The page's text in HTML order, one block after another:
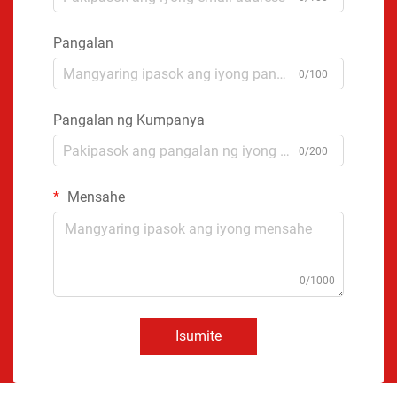
Pangalan
0/100
Pangalan ng Kumpanya
0/200
Mensahe
0/1000
Isumite